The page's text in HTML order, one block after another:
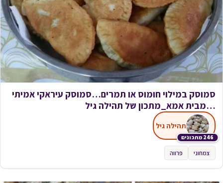
סמוסק במילוי חומוס או תמרים…סמוסק עיראקי אמיתי
…מבית אמא_מתכון של תהילה גיל
246 מתכונים
תהילה גיל
צמחוני פרווה